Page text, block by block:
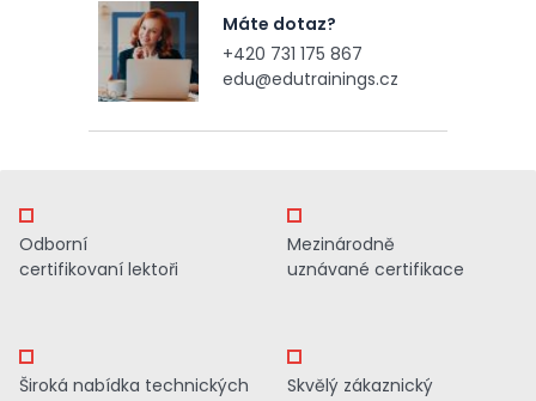
Máte dotaz?
+420 731 175 867
edu@edutrainings.cz
Odborní
certifikovaní lektoři
Mezinárodně
uznávané certifikace
Široká nabídka technických
Skvělý zákaznický